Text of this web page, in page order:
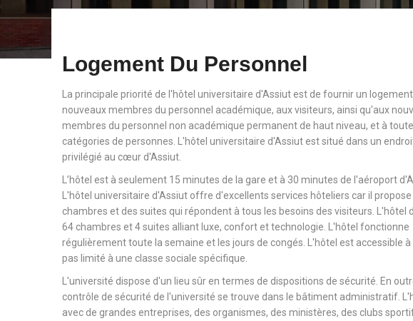
Logement Du Personnel
La principale priorité de l'hôtel universitaire d'Assiut est de fournir un
nouveaux membres du personnel académique, aux visiteurs, ainsi qu'aux
membres du personnel non académique permanent de haut niveau, et à
catégories de personnes. L'hôtel universitaire d'Assiut est situé dans un
privilégié au cœur d'Assiut.
L’hôtel est à seulement 15 minutes de la gare et à 30 minutes de l'aéroport
L'hôtel universitaire d'Assiut offre d'excellents services hôteliers car il propose
chambres et des suites qui répondent à tous les besoins des visiteurs. L'hôtel
64 chambres et 4 suites alliant luxe, confort et technologie. L'hôtel fonctionne
régulièrement toute la semaine et les jours de congés. L'hôtel est accessible
pas limité à une classe sociale spécifique.
L'université dispose d'un lieu sûr en termes de dispositions de sécurité. En
contrôle de sécurité de l'université se trouve dans le bâtiment administratif.
avec de grandes entreprises, des organismes, des ministères, des clubs